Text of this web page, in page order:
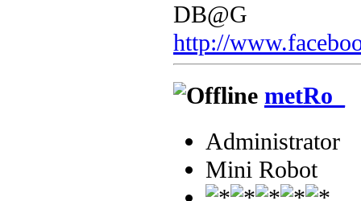
DB@G
http://
metRo_
Administrator
Mini Robot